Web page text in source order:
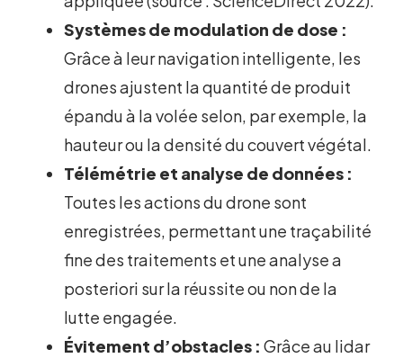
Systèmes de modulation de dose :
Grâce à leur navigation intelligente, les
drones ajustent la quantité de produit
épandu à la volée selon, par exemple, la
hauteur ou la densité du couvert végétal.
Télémétrie et analyse de données :
Toutes les actions du drone sont
enregistrées, permettant une traçabilité
fine des traitements et une analyse a
posteriori sur la réussite ou non de la
lutte engagée.
Évitement d’obstacles : Grâce au lidar